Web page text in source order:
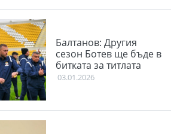
Балтанов: Другия
сезон Ботев ще бъде в
битката за титлата
03.01.2026